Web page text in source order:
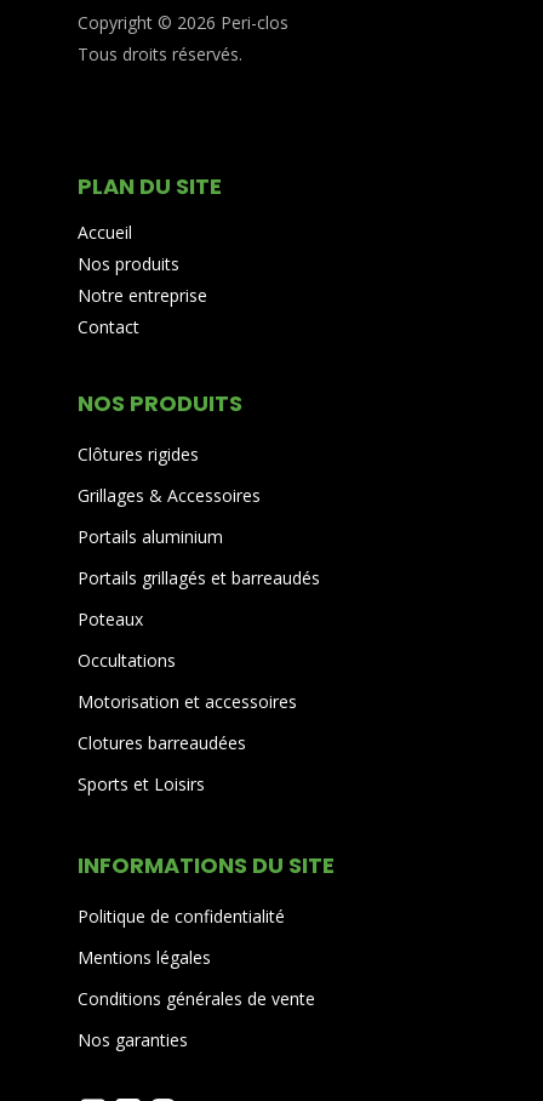
Copyright © 2026 Peri-clos
Tous droits réservés.
PLAN DU SITE
Accueil
Nos produits
Notre entreprise
Contact
NOS PRODUITS
Clôtures rigides
Grillages & Accessoires
Portails aluminium
Portails grillagés et barreaudés
Poteaux
Occultations
Motorisation et accessoires
Clotures barreaudées
Sports et Loisirs
INFORMATIONS DU SITE
Politique de confidentialité
Mentions légales
Conditions générales de vente
Nos garanties